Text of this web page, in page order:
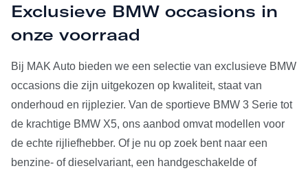
Exclusieve BMW occasions in
onze voorraad
Bij MAK Auto bieden we een selectie van exclusieve BMW
occasions die zijn uitgekozen op kwaliteit, staat van
onderhoud en rijplezier. Van de sportieve BMW 3 Serie tot
de krachtige BMW X5, ons aanbod omvat modellen voor
de echte rijliefhebber. Of je nu op zoek bent naar een
benzine- of dieselvariant, een handgeschakelde of